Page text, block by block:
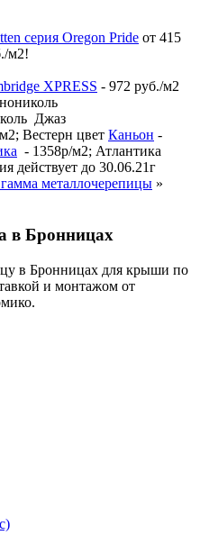
серия Oregon Pride от 415
м2!
XPRESS - 972 руб./м2
Джаз
Вестерн цвет Каньон -
- 1358р/м2; Атлантика
действует до 30.06.21г
металлочерепицы »
в Бронницах
в Бронницах для крыши по
и монтажом от